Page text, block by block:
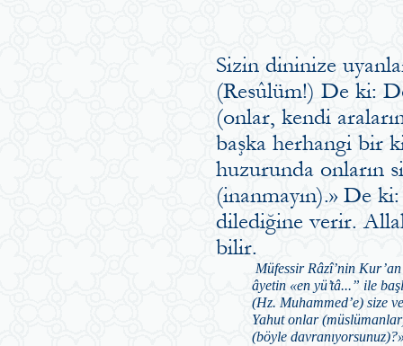
Sizin dininize
(Resûlüm!) De ki:
(onlar, kendi
başka herhangi bir
huzurunda onların
(inanmayın).» De
dilediğine verir.
bilir.
Müfessir Râzî’nin
âyetin «en yü’tâ...” ile
(Hz. Muhammed’e) size
Yahut onlar
(böyle